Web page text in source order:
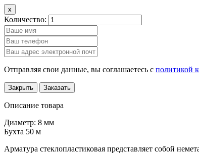
x
Количество:
Отправляя свои данные, вы соглашаетесь с политикой
Закрыть Заказать
Описание товара
Диаметр: 8 мм
Бухта 50 м
Арматура стеклопластиковая представляет собой